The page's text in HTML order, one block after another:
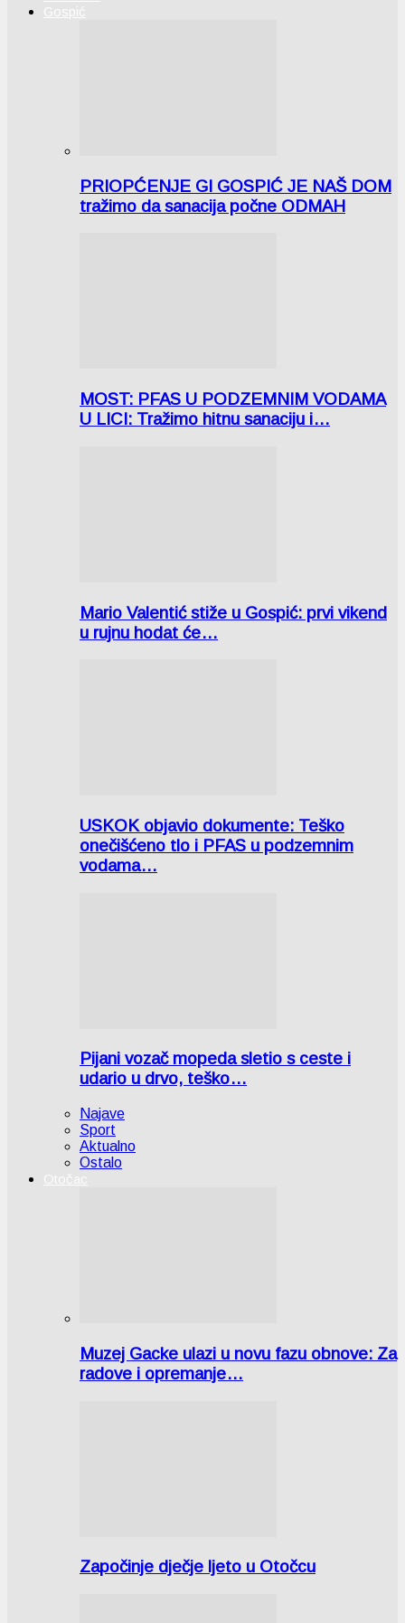
Gospić
PRIOPĆENJE GI GOSPIĆ JE NAŠ DOM
tražimo da sanacija počne ODMAH
MOST: PFAS U PODZEMNIM VODAMA
U LICI: Tražimo hitnu sanaciju i…
Mario Valentić stiže u Gospić: prvi vikend
u rujnu hodat će…
USKOK objavio dokumente: Teško
onečišćeno tlo i PFAS u podzemnim
vodama…
Pijani vozač mopeda sletio s ceste i
udario u drvo, teško…
Najave
Sport
Aktualno
Ostalo
Otočac
Muzej Gacke ulazi u novu fazu obnove: Za
radove i opremanje…
Započinje dječje ljeto u Otočcu